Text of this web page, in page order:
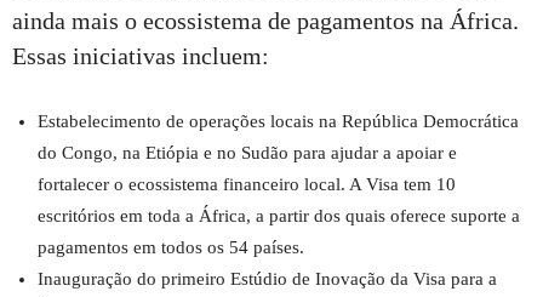
ainda mais o ecossistema de pagamentos na África.
Essas iniciativas incluem:
Estabelecimento de operações locais na República Democrática
do Congo, na Etiópia e no Sudão para ajudar a apoiar e
fortalecer o ecossistema financeiro local. A Visa tem 10
escritórios em toda a África, a partir dos quais oferece suporte a
pagamentos em todos os 54 países.
Inauguração do primeiro Estúdio de Inovação da Visa para a